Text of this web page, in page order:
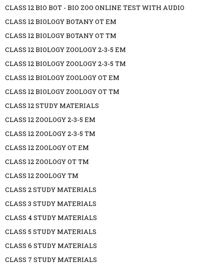
CLASS 12 BIO BOT - BIO ZOO ONLINE TEST WITH AUDIO
CLASS 12 BIOLOGY BOTANY OT EM
CLASS 12 BIOLOGY BOTANY OT TM
CLASS 12 BIOLOGY ZOOLOGY 2-3-5 EM
CLASS 12 BIOLOGY ZOOLOGY 2-3-5 TM
CLASS 12 BIOLOGY ZOOLOGY OT EM
CLASS 12 BIOLOGY ZOOLOGY OT TM
CLASS 12 STUDY MATERIALS
CLASS 12 ZOOLOGY 2-3-5 EM
CLASS 12 ZOOLOGY 2-3-5 TM
CLASS 12 ZOOLOGY OT EM
CLASS 12 ZOOLOGY OT TM
CLASS 12 ZOOLOGY TM
CLASS 2 STUDY MATERIALS
CLASS 3 STUDY MATERIALS
CLASS 4 STUDY MATERIALS
CLASS 5 STUDY MATERIALS
CLASS 6 STUDY MATERIALS
CLASS 7 STUDY MATERIALS